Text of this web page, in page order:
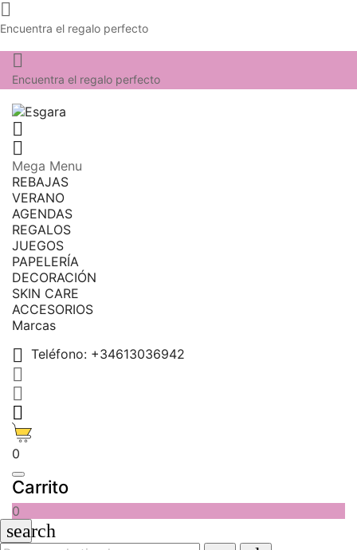

Encuentra el regalo perfecto

Encuentra el regalo perfecto


Mega Menu
REBAJAS
VERANO
AGENDAS
REGALOS
JUEGOS
PAPELERÍA
DECORACIÓN
SKIN CARE
ACCESORIOS
Marcas
 Teléfono: +34613036942



0
Carrito
0
search